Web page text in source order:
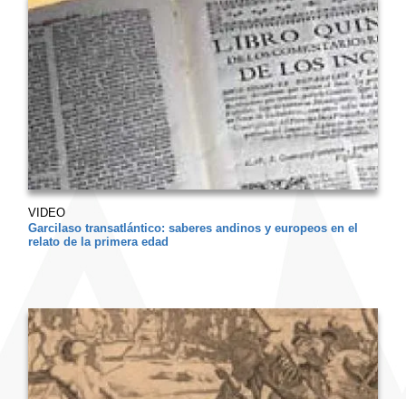
VIDEO
Garcilaso transatlántico: saberes andinos y europeos en el
relato de la primera edad